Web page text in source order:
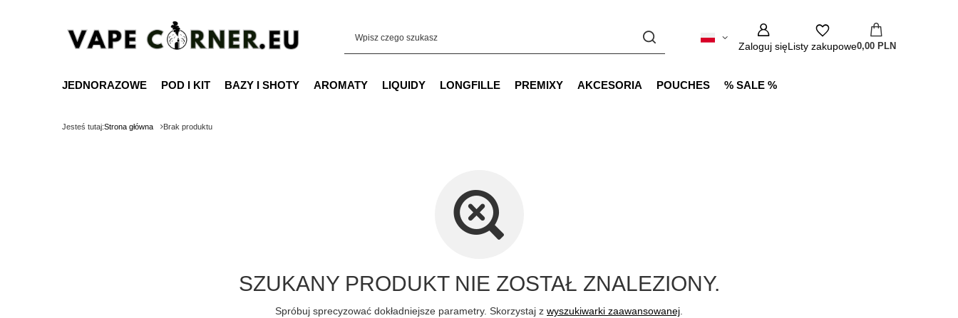
Zaloguj sięListy zakupowe0,00 PLN
JEDNORAZOWE POD I KIT BAZY I SHOTY AROMATY LIQUIDY LONGFILLE PREMIXY AKCESORIA POUCHES % SALE %
Jesteś tutaj:Strona główna Brak produktu
SZUKANY PRODUKT NIE ZOSTAŁ ZNALEZIONY.
Spróbuj sprecyzować dokładniejsze parametry. Skorzystaj z wyszukiwarki zaawansowanej